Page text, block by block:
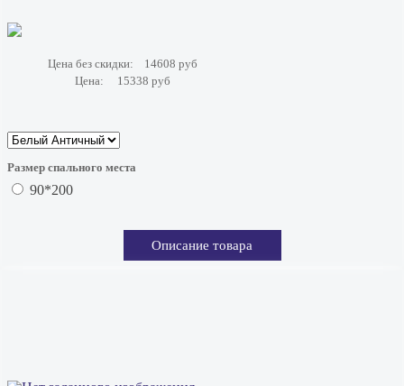
Цена без скидки:
14608 руб
Цена:
15338 руб
Размер спального места
90*200
Описание товара